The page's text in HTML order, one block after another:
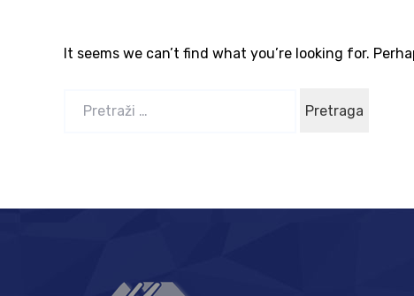
It seems we can’t find what you’re looking for.
a